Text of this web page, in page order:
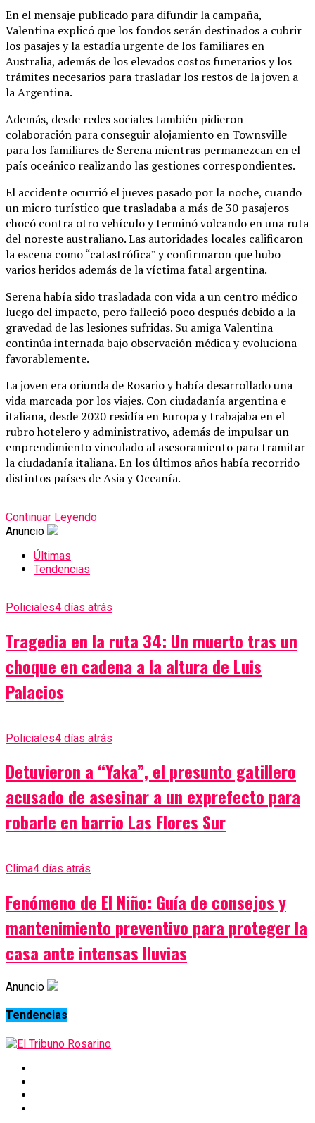
En el mensaje publicado para difundir la campaña,
Valentina explicó que los fondos serán destinados a cubrir
los pasajes y la estadía urgente de los familiares en
Australia, además de los elevados costos funerarios y los
trámites necesarios para trasladar los restos de la joven a
la Argentina.
Además, desde redes sociales también pidieron
colaboración para conseguir alojamiento en Townsville
para los familiares de Serena mientras permanezcan en el
país oceánico realizando las gestiones correspondientes.
El accidente ocurrió el jueves pasado por la noche, cuando
un micro turístico que trasladaba a más de 30 pasajeros
chocó contra otro vehículo y terminó volcando en una ruta
del noreste australiano. Las autoridades locales calificaron
la escena como “catastrófica” y confirmaron que hubo
varios heridos además de la víctima fatal argentina.
Serena había sido trasladada con vida a un centro médico
luego del impacto, pero falleció poco después debido a la
gravedad de las lesiones sufridas. Su amiga Valentina
continúa internada bajo observación médica y evoluciona
favorablemente.
La joven era oriunda de Rosario y había desarrollado una
vida marcada por los viajes. Con ciudadanía argentina e
italiana, desde 2020 residía en Europa y trabajaba en el
rubro hotelero y administrativo, además de impulsar un
emprendimiento vinculado al asesoramiento para tramitar
la ciudadanía italiana. En los últimos años había recorrido
distintos países de Asia y Oceanía.
Continuar Leyendo
Anuncio
Últimas
Tendencias
Policiales4 días atrás
Tragedia en la ruta 34: Un muerto tras un
choque en cadena a la altura de Luis
Palacios
Policiales4 días atrás
Detuvieron a “Yaka”, el presunto gatillero
acusado de asesinar a un exprefecto para
robarle en barrio Las Flores Sur
Clima4 días atrás
Fenómeno de El Niño: Guía de consejos y
mantenimiento preventivo para proteger la
casa ante intensas lluvias
Anuncio
Tendencias